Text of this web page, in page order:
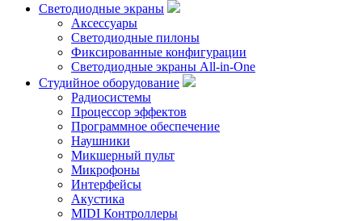
Светодиодные экраны
Аксессуары
Светодиодные пилоны
Фиксированные конфигурации
Светодиодные экраны All-in-One
Студийное оборудование
Радиосистемы
Процессор эффектов
Программное обеспечение
Наушники
Микшерный пульт
Микрофоны
Интерфейсы
Акустика
MIDI Контроллеры